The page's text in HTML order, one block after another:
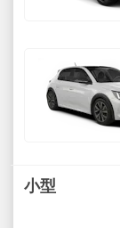
小型